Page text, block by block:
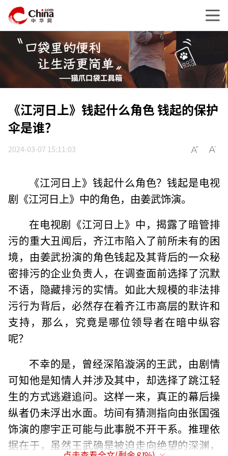
《江河日上》钱起什么角色 钱起的保护
伞是谁？
2024-03-07 15:11:03
《江河日上》钱起什么角色？钱起是电视
剧《江河日上》中的角色，由姜武饰演。
在电视剧《江河日上》中，揭露了暗管排
污的重大丑闻后，齐江市陷入了前所未有的困
境，由姜武扮演的角色钱起及其背后的一众秘
密排污的企业负责人，在调查面前选择了沉默
不语，隐藏排污的实情。如此大规模的非法排
污行为背后，必然存在着齐江市高层的默许和
支持，那么，究竟是哪位领导者在暗中纵容
呢？
不幸的是，曾经深陷漩涡的王武，由剧情
可知他是知情人并涉及其中，却选择了跳江轻
生的方式逃避追问。这样一来，真正的幕后操
纵者仍未浮出水面。坊间有猜测指向由张国强
饰演的廖宇正可能与此事脱不开干系。推理依
据在于，虽然王武确是被迫走向绝望的深渊，